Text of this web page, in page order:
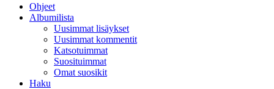
Ohjeet
Albumilista
Uusimmat lisäykset
Uusimmat kommentit
Katsotuimmat
Suosituimmat
Omat suosikit
Haku